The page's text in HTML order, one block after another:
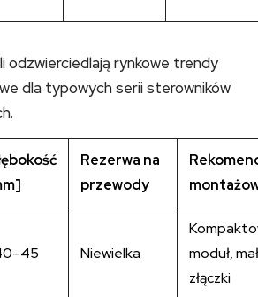
odzwierciedlają rynkowe trendy
dla typowych serii sterowników
Rezerwa na
przewody
Niewielka
moduł,
złączki